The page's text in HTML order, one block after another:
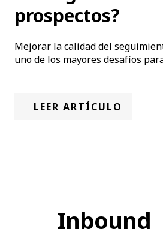
prospectos?
Mejorar la calidad del
uno de los mayores desafíos
LEER ARTÍCULO
Inbound